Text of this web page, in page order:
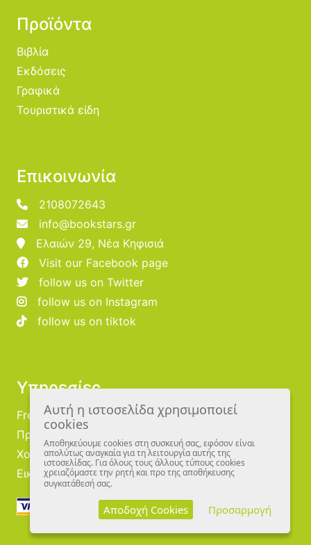
Προϊόντα
Βιβλία
Εκδόσεις
Γραφικά
Τουριστικά είδη
Επικοινωνία
2108072643
info@bookstars.gr
Ελαιών 29, Νέα Κηφισιά
Visit our Facebook page
follow us on Twitter
follow us on Instagram
follow us on tiktok
Υπηρεσίες
Free Publishing
Προμηθευτές
Χονδρική
Εικονογράφοι
Αυτή η ιστοσελίδα χρησιμοποιεί
cookies
Αποθηκεύουμε cookies στη συσκευή σας, εφόσον είναι
απολύτως αναγκαία για τη λειτουργία αυτής της
ιστοσελίδας. Για όλους τους άλλους τύπους cookies
χρειαζόμαστε την ρητή και προ της αποθήκευσης
συγκατάθεσή σας.
Αποδοχή Cookies Προσαρμογή